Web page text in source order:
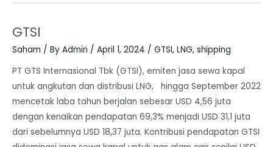
GTSI
Saham / By Admin / April 1, 2024 / GTSI, LNG, shipping
PT GTS Internasional Tbk (GTSI), emiten jasa sewa kapal
untuk angkutan dan distribusi LNG, hingga September 2022
mencetak laba tahun berjalan sebesar USD 4,56 juta
dengan kenaikan pendapatan 69,3% menjadi USD 31,1 juta
dari sebelumnya USD 18,37 juta. Kontribusi pendapatan GTSI